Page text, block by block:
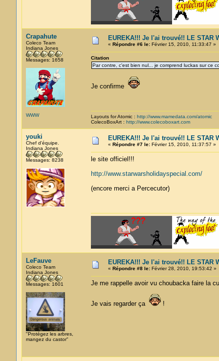
Crapahute
Coleco Team
Indiana Jones
Messages: 1658
WWW
EUREKA!!! Je l'ai trouvé!! LE STAR
« Répondre #6 le:Février 15, 2010, 11:33:47 »
Citation
Par contre, c'est bien nul... je comprend luckas sur ce
Je confirme
Layouts for Atomic : http://www.mamedata.com/atomic
ColecoBoxArt : http://www.colecoboxart.com
youki
Chef d'équipe.
Indiana Jones
Messages: 8238
EUREKA!!! Je l'ai trouvé!! LE STAR
« Répondre #7 le:Février 15, 2010, 11:37:57 »
le site officiel!!!
http://www.starwarsholidayspecial.com/
(encore merci a Percecutor)
LeFauve
Coleco Team
Indiana Jones
Messages: 1601
"Protégez les arbres,
mangez du castor"
EUREKA!!! Je l'ai trouvé!! LE STAR
« Répondre #8 le:Février 28, 2010, 19:53:42 »
Je me rappelle avoir vu choubacka faire la
Je vais regarder ça !